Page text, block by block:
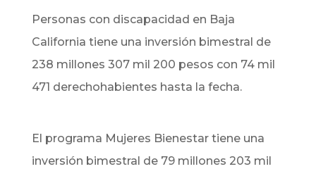
Personas con discapacidad en Baja
California tiene una inversión bimestral de
238 millones 307 mil 200 pesos con 74 mil
471 derechohabientes hasta la fecha.
El programa Mujeres Bienestar tiene una
inversión bimestral de 79 millones 203 mil